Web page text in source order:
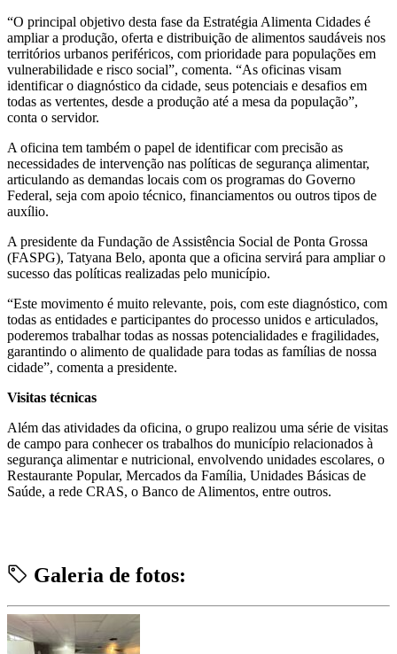
“O principal objetivo desta fase da Estratégia Alimenta Cidades é
ampliar a produção, oferta e distribuição de alimentos saudáveis nos
territórios urbanos periféricos, com prioridade para populações em
vulnerabilidade e risco social”, comenta. “As oficinas visam
identificar o diagnóstico da cidade, seus potenciais e desafios em
todas as vertentes, desde a produção até a mesa da população”,
conta o servidor.
A oficina tem também o papel de identificar com precisão as
necessidades de intervenção nas políticas de segurança alimentar,
articulando as demandas locais com os programas do Governo
Federal, seja com apoio técnico, financiamentos ou outros tipos de
auxílio.
A presidente da Fundação de Assistência Social de Ponta Grossa
(FASPG), Tatyana Belo, aponta que a oficina servirá para ampliar o
sucesso das políticas realizadas pelo município.
“Este movimento é muito relevante, pois, com este diagnóstico, com
todas as entidades e participantes do processo unidos e articulados,
poderemos trabalhar todas as nossas potencialidades e fragilidades,
garantindo o alimento de qualidade para todas as famílias de nossa
cidade”, comenta a presidente.
Visitas técnicas
Além das atividades da oficina, o grupo realizou uma série de visitas
de campo para conhecer os trabalhos do município relacionados à
segurança alimentar e nutricional, envolvendo unidades escolares, o
Restaurante Popular, Mercados da Família, Unidades Básicas de
Saúde, a rede CRAS, o Banco de Alimentos, entre outros.
Galeria de fotos: